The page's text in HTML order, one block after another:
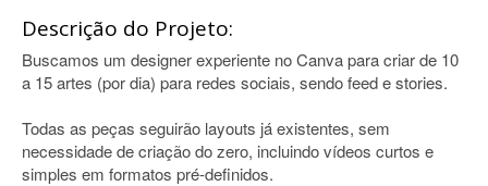
Descrição do Projeto:
Buscamos um designer experiente no Canva para criar de 10
a 15 artes (por dia) para redes sociais, sendo feed e stories.
Todas as peças seguirão layouts já existentes, sem
necessidade de criação do zero, incluindo vídeos curtos e
simples em formatos pré-definidos.